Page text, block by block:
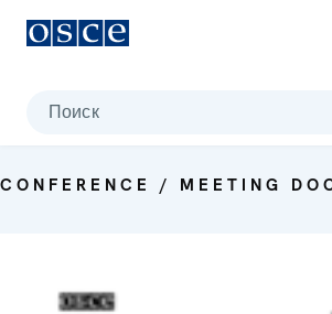
Поиск
CONFERENCE / MEETING